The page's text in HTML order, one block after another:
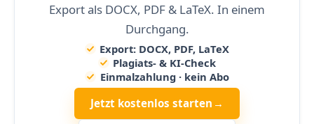
Export als DOCX, PDF & LaTeX. In einem
Durchgang.
Export: DOCX, PDF, LaTeX
Plagiats- & KI-Check
Einmalzahlung · kein Abo
Jetzt kostenlos starten →